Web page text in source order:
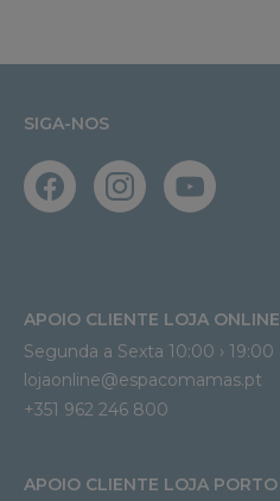
SIGA-NOS
APOIO CLIENTE LOJA ONLINE
Segunda a Sexta 10:00 › 19:00
lojaonline@espacomamas.pt
+351 962 246 800
APOIO CLIENTE LOJA PORTO